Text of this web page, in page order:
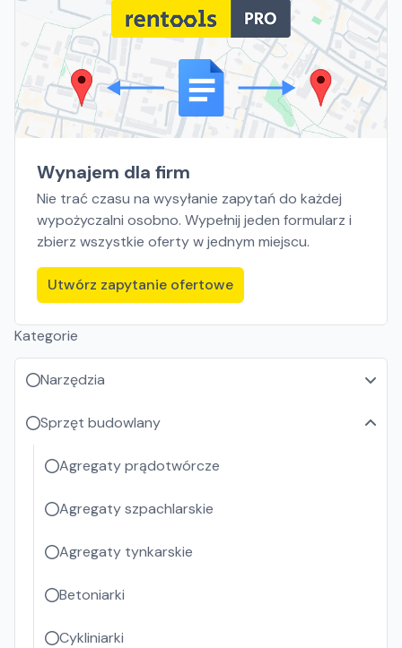
Wynajem dla firm
Nie trać czasu na wysyłanie zapytań do każdej
wypożyczalni osobno. Wypełnij jeden formularz i
zbierz wszystkie oferty w jednym miejscu.
Utwórz zapytanie ofertowe
Kategorie
Narzędzia
Sprzęt budowlany
Agregaty prądotwórcze
Agregaty szpachlarskie
Agregaty tynkarskie
Betoniarki
Cykliniarki